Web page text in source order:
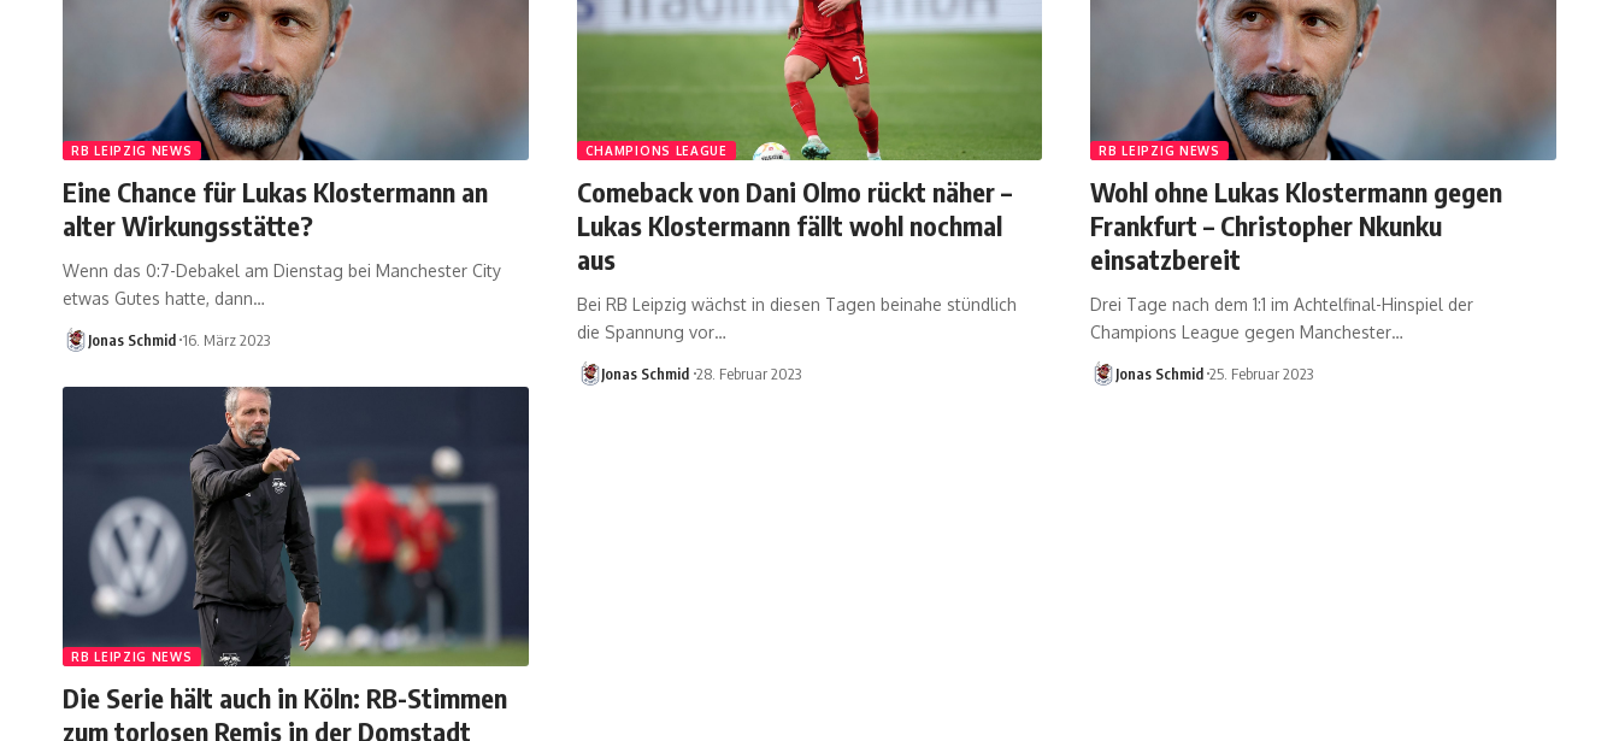
RB LEIPZIG NEWS
Eine Chance für Lukas Klostermann an
alter Wirkungsstätte?
Wenn das 0:7-Debakel am Dienstag bei Manchester City
etwas Gutes hatte, dann…
Jonas Schmid 16. März 2023
CHAMPIONS LEAGUE
Comeback von Dani Olmo rückt näher –
Lukas Klostermann fällt wohl nochmal
aus
Bei RB Leipzig wächst in diesen Tagen beinahe stündlich
die Spannung vor…
Jonas Schmid 28. Februar 2023
RB LEIPZIG NEWS
Wohl ohne Lukas Klostermann gegen
Frankfurt – Christopher Nkunku
einsatzbereit
Drei Tage nach dem 1:1 im Achtelfinal-Hinspiel der
Champions League gegen Manchester…
Jonas Schmid 25. Februar 2023
RB LEIPZIG NEWS
Die Serie hält auch in Köln: RB-Stimmen
zum torlosen Remis in der Domstadt